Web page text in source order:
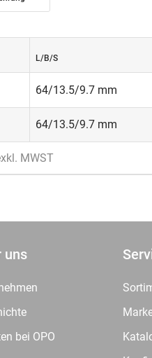
L/B/S
64/13.5/9.7 mm
64/13.5/9.7 mm
MWST
uns
bei OPO